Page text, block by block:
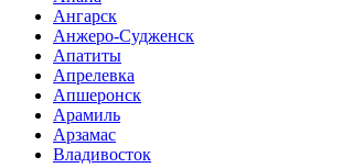
Ангарск
Анжеро-Судженск
Апатиты
Апрелевка
Апшеронск
Арамиль
Арзамас
Владивосток